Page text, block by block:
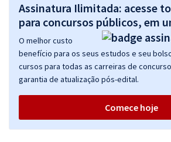
Assinatura Ilimitada: acesse
para concursos públicos, em
O melhor custo
benefício para os seus estudos e seu
cursos para todas as carreiras de
garantia de atualização pós-edital.
Comece hoje